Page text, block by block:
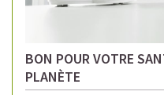
BON POUR VOTRE
PLANÈTE